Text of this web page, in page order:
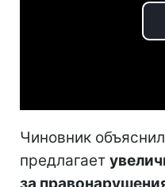
Чиновник
предлагает
за